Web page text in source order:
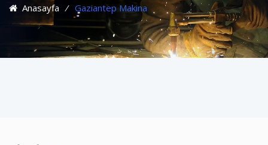
Anasayfa ⁄ Gaziantep Makina